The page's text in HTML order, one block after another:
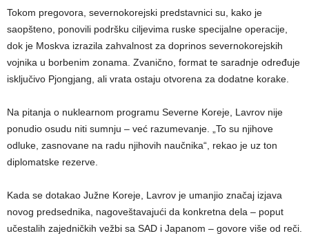
Tokom pregovora, severnokorejski predstavnici su, kako je
saopšteno, ponovili podršku ciljevima ruske specijalne operacije,
dok je Moskva izrazila zahvalnost za doprinos severnokorejskih
vojnika u borbenim zonama. Zvanično, format te saradnje određuje
isključivo Pjongjang, ali vrata ostaju otvorena za dodatne korake.
Na pitanja o nuklearnom programu Severne Koreje, Lavrov nije
ponudio osudu niti sumnju – već razumevanje. „To su njihove
odluke, zasnovane na radu njihovih naučnika“, rekao je uz ton
diplomatske rezerve.
Kada se dotakao Južne Koreje, Lavrov je umanjio značaj izjava
novog predsednika, nagoveštavajući da konkretna dela – poput
učestalih zajedničkih vežbi sa SAD i Japanom – govore više od reči.